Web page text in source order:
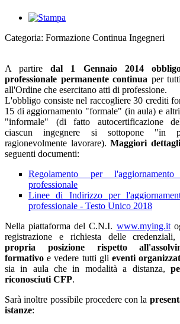
Categoria: Formazione Continua Ingegneri
A partiredal 1 Gennaio 2014
professionale permanente continua per
all'Ordine che esercitano atti di professione.
L'obbligo consiste nel raccogliere 30 crediti
15 di aggiornamento "formale" (in aula) e
"informale" (di fatto autocertificazione
ciascun ingegnere si sottopone "in
ragionevolmente lavorare).Maggiori dettagli
seguenti documenti:
Regolamento per
professionale
Linee di Indirizzo per
professionale - Testo Unico 2018
Nella piattaforma del C.N.I. www.mying.it
registrazione e richiesta delle
propria posizione rispetto
formativo e vedere tutti glieventi
sia in aula che in modalità a distanza,
riconosciuti CFP.
Sarà inoltre possibile procedere con la
istanze: